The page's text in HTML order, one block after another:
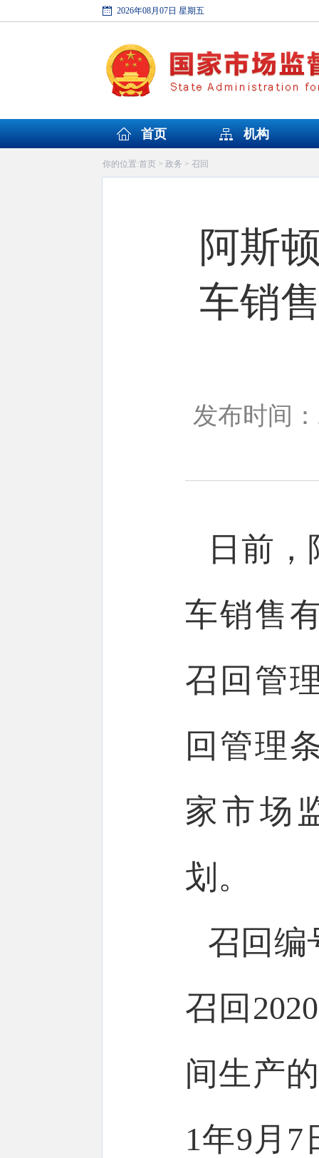
2026年08月07日 星期五
首页 机构
你的位置:首页> 政务 > 召回
阿斯
车销
发布时间
日前
车销售
召回管
回管理
家市场
划。
召回编
召回
间生产
1年9月7